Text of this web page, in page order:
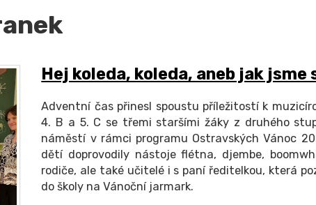
Hej koleda, koleda, aneb jak jsme
Adventní čas přinesl spoustu příležitostí k
4. B a 5. C se třemi staršími žáky z druhého
náměstí v rámci programu Ostravských Vánoc
dětí doprovodily nástoje flétna, djembe,
rodiče, ale také učitelé i s paní ředitelkou, která
do školy na Vánoční jarmark.